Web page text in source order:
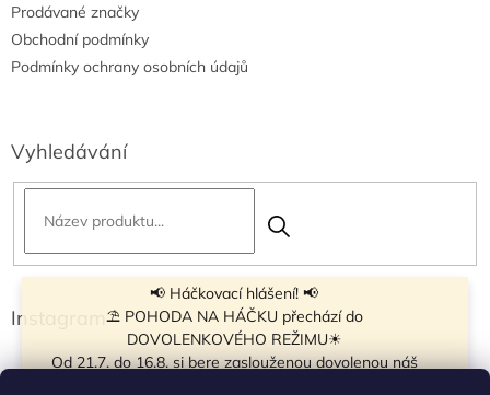
📢 Háčkovací hlášení! 📢
⛱ POHODA NA HÁČKU přechází do
DOVOLENKOVÉHO REŽIMU☀
Od 21.7. do 16.8. si bere zaslouženou dovolenou náš
Prodávané značky
Obchodní podmínky
Podmínky ochrany osobních údajů
Vyhledávání
Instagram